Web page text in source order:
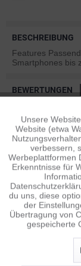
BESCHREIBUNG
Features
Smartphones bis
BEWERTUNGEN
ÄHNLICHE
Diese Artikel
Persönliche
Funktionale
Tracking
Service
Unsere
Website (etwa
verbessern,
Werbeplattformen
Erkenntnisse für
du uns, diese
der
Übertragung von
gespeicherte